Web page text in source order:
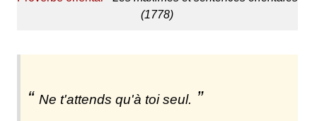
(1778)
Ne t'attends qu'à toi seul.